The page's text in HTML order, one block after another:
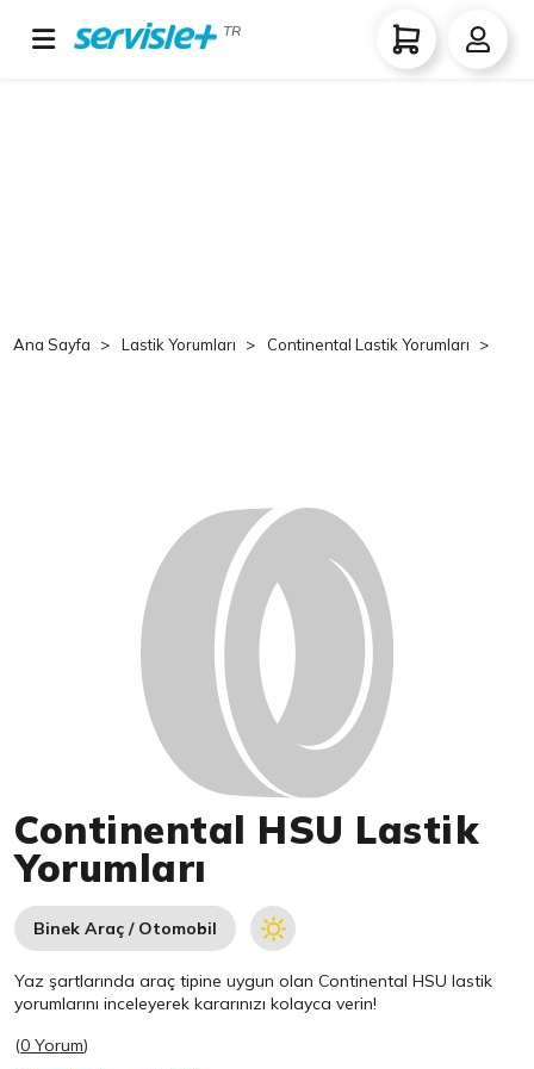
TR
Ana Sayfa Lastik Yorumları Continental Lastik Yorumları
Continental HSU Lastik
Yorumları
Binek Araç / Otomobil
Yaz şartlarında araç tipine uygun olanContinental HSU lastik
yorumlarını inceleyerek kararınızı kolayca verin!
(0 Yorum)